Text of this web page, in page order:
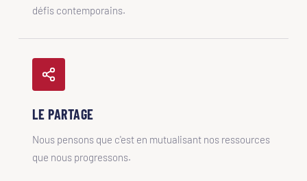
défis contemporains.
LE PARTAGE
Nous pensons que c'est en mutualisant nos ressources
que nous progressons.